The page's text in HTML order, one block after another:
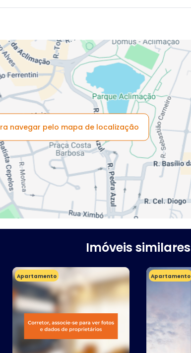
navegar pelo mapa de localização
Imóveis similares
Apartamento Apartamento